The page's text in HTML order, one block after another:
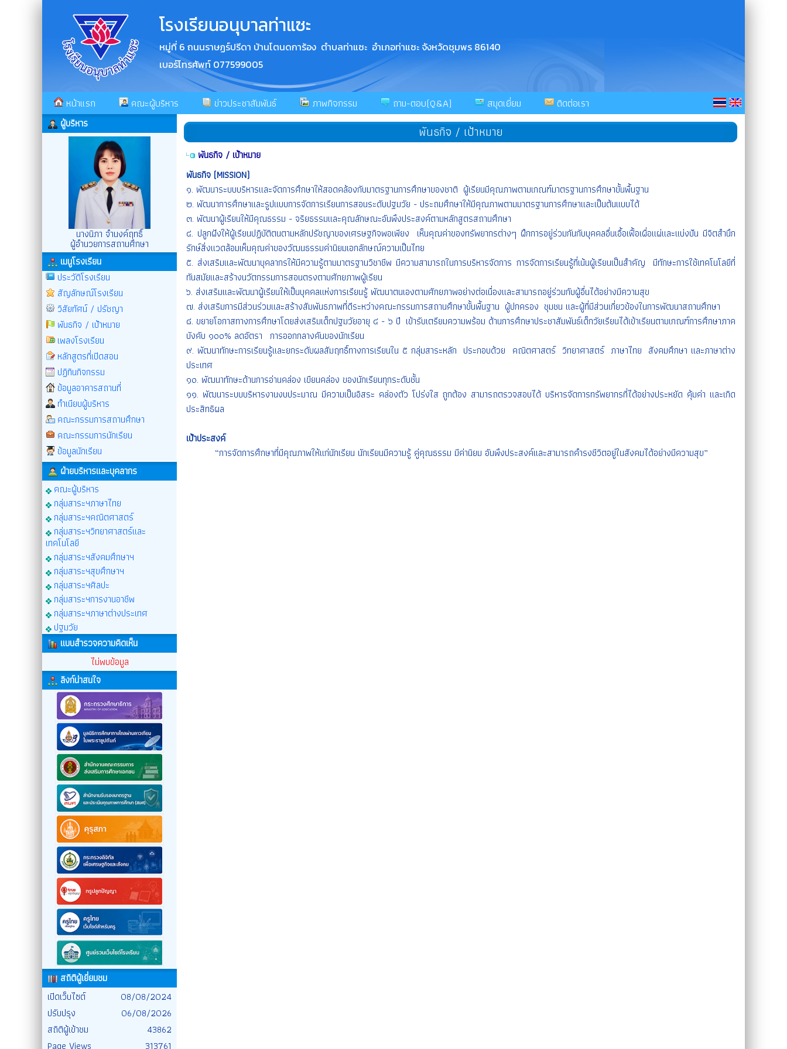
โรงเรียนอนุบาลท่าแซะ
หมู่ที่ 6 ถนนราษฏร์ปรีดา บ้านโตนดการ้อง ตำบลท่าแซะ อำเภอท่าแซะ จังหวัดชุมพร 86140
เบอร์โทรศัพท์ 077599005
หน้าแรก คณะผู้บริหาร ข่าวประชาสัมพันธ์ ภาพกิจกรรม ถาม-ตอบ(Q&A) สมุดเยี่ยม ติดต่อเรา
ผู้บริหาร
นางนิภา จำนงค์ฤทธิ์
ผู้อำนวยการสถานศึกษา
เมนูโรงเรียน
ประวัติโรงเรียน
สัญลักษณ์โรงเรียน
วิสัยทัศน์ / ปรัชญา
พันธกิจ / เป้าหมาย
เพลงโรงเรียน
หลักสูตรที่เปิดสอน
ปฏิทินกิจกรรม
ข้อมูลอาคารสถานที่
ทำเนียบผู้บริหาร
คณะกรรมการสถานศึกษา
คณะกรรมการนักเรียน
ข้อมูลนักเรียน
ฝ่ายบริหารและบุคลากร
คณะผู้บริหาร
กลุ่มสาระฯภาษาไทย
กลุ่มสาระฯคณิตศาสตร์
กลุ่มสาระฯวิทยาศาสตร์และ
เทคโนโลยี
กลุ่มสาระฯสังคมศึกษาฯ
กลุ่มสาระฯสุขศึกษาฯ
กลุ่มสาระฯศิลปะ
กลุ่มสาระฯการงานอาชีพ
กลุ่มสาระฯภาษาต่างประเทศ
ปฐมวัย
แบบสำรวจความคิดเห็น
ไม่พบข้อมูล
ลิงก์น่าสนใจ
สถิติผู้เยี่ยมชม
เปิดเว็บไซต์
08/08/2024
ปรับปรุง
06/08/2026
สถิติผู้เข้าชม
43862
Page Views
313761
พันธกิจ / เป้าหมาย
พันธกิจ / เป้าหมาย
พันธกิจ (MISSION)
๑. พัฒนาระบบบริหารและจัดการศึกษาให้สอดคล้องกับมาตรฐานการศึกษาของชาติ ผู้เรียนมีคุณภาพตามเกณฑ์มาตรฐานการศึกษาขั้นพื้นฐาน
๒. พัฒนาการศึกษาและรูปแบบการจัดการเรียนการสอนระดับปฐมวัย - ประถมศึกษาให้มีคุณภาพตามมาตรฐานการศึกษาและเป็นต้นแบบได้
๓. พัฒนาผู้เรียนให้มีคุณธรรม - จริยธรรมและคุณลักษณะอันพึงประสงค์ตามหลักสูตรสถานศึกษา
๔. ปลูกฝังให้ผู้เรียนปฏิบัติตนตามหลักปรัชญาของเศรษฐกิจพอเพียง เห็นคุณค่าของทรัพยากรต่างๆ ฝึกการอยู่ร่วมกันกับบุคคลอื่นเอื้อเฟื้อเผื่อแผ่และแบ่งปัน มีจิตสำนึก
รักษ์สิ่งแวดล้อมเห็นคุณค่าของวัฒนธรรมค่านิยมเอกลักษณ์ความเป็นไทย
๕. ส่งเสริมและพัฒนาบุคลากรให้มีความรู้ตามมาตรฐานวิชาชีพ มีความสามารถในการบริหารจัดการ การจัดการเรียนรู้ที่เน้นผู้เรียนเป็นสำคัญ มีทักษะการใช้เทคโนโลยีที่
ทันสมัยและสร้างนวัตกรรมการสอนตรงตามศักยภาพผู้เรียน
๖. ส่งเสริมและพัฒนาผู้เรียนให้เป็นบุคคลแห่งการเรียนรู้ พัฒนาตนเองตามศักยภาพอย่างต่อเนื่องและสามารถอยู่ร่วมกับผู้อื่นได้อย่างมีความสุข
๗. ส่งเสริมการมีส่วนร่วมและสร้างสัมพันธภาพที่ดีระหว่างคณะกรรมการสถานศึกษาขั้นพื้นฐาน ผู้ปกครอง ชุมชน และผู้ที่มีส่วนเกี่ยวข้องในการพัฒนาสถานศึกษา
๘. ขยายโอกาสทางการศึกษาโดยส่งเสริมเด็กปฐมวัยอายุ ๔ - ๖ ปี เข้ารับเตรียมความพร้อม ด้านการศึกษาประชาสัมพันธ์เด็กวัยเรียนได้เข้าเรียนตามเกณฑ์การศึกษาภาค
บังคับ ๑๐๐% ลดอัตรา การออกกลางคันของนักเรียน
๙. พัฒนาทักษะการเรียนรู้และยกระดับผลสัมฤทธิ์ทางการเรียนใน ๕ กลุ่มสาระหลัก ประกอบด้วย คณิตศาสตร์ วิทยาศาสตร์ ภาษาไทย สังคมศึกษา และภาษาต่าง
ประเทศ
๑๐. พัฒนาทักษะด้านการอ่านคล่อง เขียนคล่อง ของนักเรียนทุกระดับชั้น
๑๑. พัฒนาระบบบริหารงานงบประมาณ มีความเป็นอิสระ คล่องตัว โปร่งใส ถูกต้อง สามารถตรวจสอบได้ บริหารจัดการทรัพยากรที่ได้อย่างประหยัด คุ้มค่า และเกิด
ประสิทธิผล
เป้าประสงค์
“การจัดการศึกษาที่มีคุณภาพให้แก่นักเรียน นักเรียนมีความรู้ คู่คุณธรรม มีค่านิยม อันพึงประสงค์และสามารถคำรงชีวิตอยู่ในสังคมได้อย่างมีความสุข”